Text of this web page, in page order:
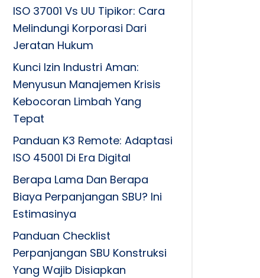
ISO 37001 Vs UU Tipikor: Cara
Melindungi Korporasi Dari
Jeratan Hukum
Kunci Izin Industri Aman:
Menyusun Manajemen Krisis
Kebocoran Limbah Yang
Tepat
Panduan K3 Remote: Adaptasi
ISO 45001 Di Era Digital
Berapa Lama Dan Berapa
Biaya Perpanjangan SBU? Ini
Estimasinya
Panduan Checklist
Perpanjangan SBU Konstruksi
Yang Wajib Disiapkan